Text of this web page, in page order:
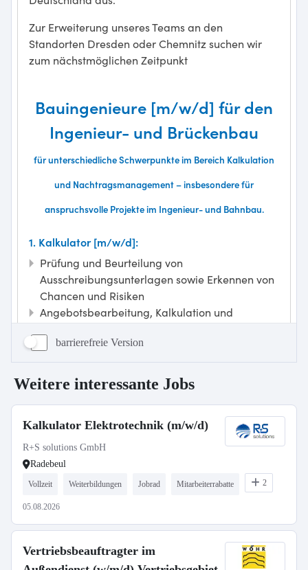
barrierefreie Version
Weitere interessante Jobs
Kalkulator Elektrotechnik (m/w/d)
R+S solutions GmbH
Radebeul
Vollzeit Weiterbildungen Jobrad Mitarbeiterrabatte 2
05.08.2026
Vertriebsbeauftragter im